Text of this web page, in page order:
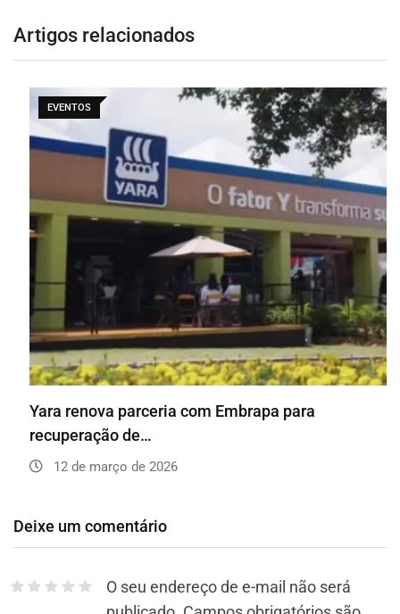
Artigos relacionados
EVENTOS
Yara renova parceria com Embrapa para
recuperação de…
12 de março de 2026
Deixe um comentário
O seu endereço de e-mail não será